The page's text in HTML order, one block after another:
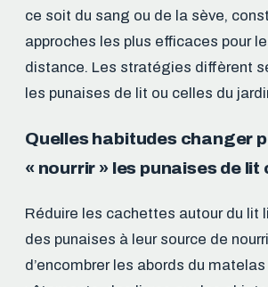
ce soit du sang ou de la sève,
approches les plus efficaces pour
distance. Les stratégies diffèrent
les punaises de lit ou celles du
Quelles habitudes changer
« nourrir » les punaises de lit
Réduire les cachettes autour du lit
des punaises à leur source de
d’encombrer les abords du